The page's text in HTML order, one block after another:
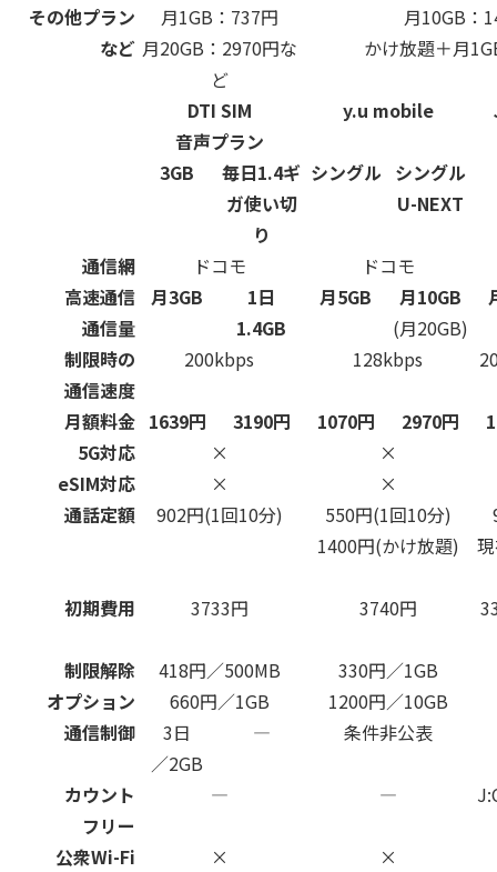
その他プラン
など
月1GB：737円
月20GB：2970円な
ど
月10GB：
かけ放題＋月
DTI SIM
音声プラン
y.u mobile
3GB
毎日1.4ギ
ガ使い切
り
シングル シングル
U-NEXT
通信網 ドコモ
ドコモ
高速通信
通信量
月3GB
1日
1.4GB
月5GB
月10GB
(月20GB)
制限時の
通信速度
200kbps 128kbps
月額料金 1639円 3190円 1070円 2970円
5G対応
×
×
eSIM対応
×
×
通話定額
902円(1回10分)
550円(1回10分)
1400円(かけ放題)
初期費用 3733円 3740円
制限解除
オプション
418円／500MB
660円／1GB
330円／1GB
1200円／10GB
通信制御
3日
／2GB
― 条件非公表
カウント
フリー
― ―
公衆Wi-Fi ×
×